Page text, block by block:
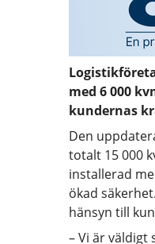
med 6 000
kundernas
Den
totalt 15 000
installerad
ökad
hänsyn till
– Vi är